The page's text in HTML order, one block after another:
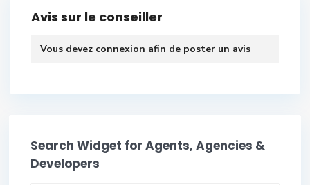
Avis sur le conseiller
Vous devez connexion afin de poster un avis
Search Widget for Agents, Agencies &
Developers